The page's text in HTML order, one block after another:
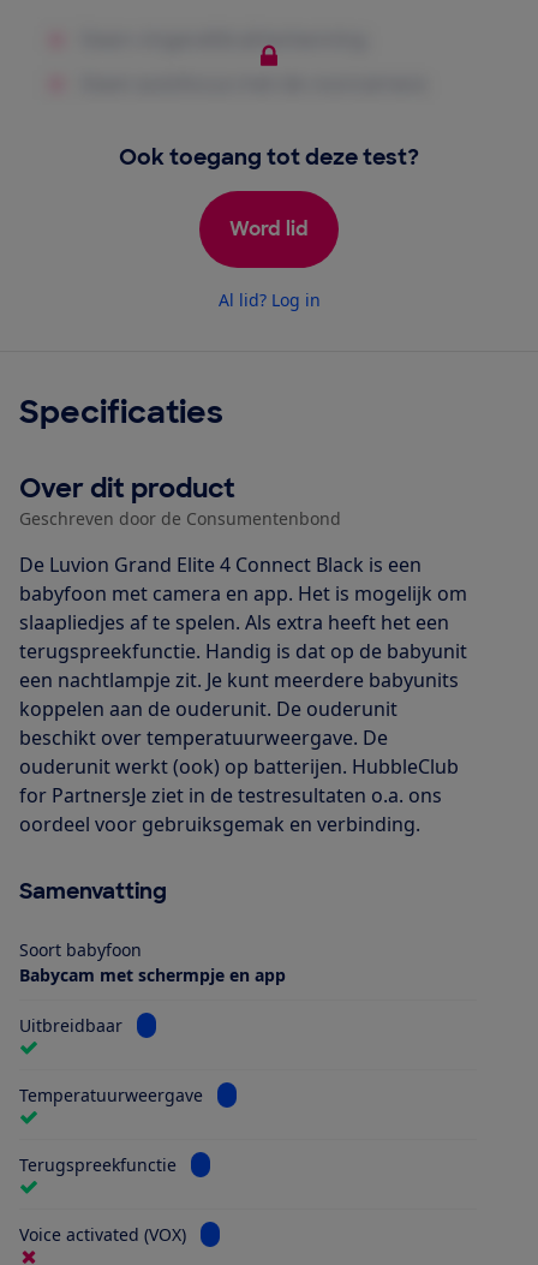
Ook toegang tot deze test?
Word lid
Al lid? Log in
Specificaties
Over dit product
Geschreven door de Consumentenbond
De Luvion Grand Elite 4 Connect Black is een
babyfoon met camera en app. Het is mogelijk om
slaapliedjes af te spelen. Als extra heeft het een
terugspreekfunctie. Handig is dat op de babyunit
een nachtlampje zit. Je kunt meerdere babyunits
koppelen aan de ouderunit. De ouderunit
beschikt over temperatuurweergave. De
ouderunit werkt (ook) op batterijen. HubbleClub
for PartnersJe ziet in de testresultaten o.a. ons
oordeel voor gebruiksgemak en verbinding.
Samenvatting
Soort babyfoon
Babycam met schermpje en app
Uitbreidbaar Bekijk informatie voor Uitbreidbaar
Temperatuurweergave Bekijk informatie voor
Terugspreekfunctie Bekijk informatie voor Terugspreekfunctie
Voice activated (VOX) Bekijk informatie voor Voice activated